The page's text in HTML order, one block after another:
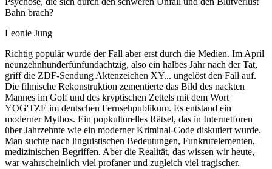
Bahn brach?
Leonie Jung
Richtig populär wurde der Fall aber erst durch die Medien. Im April
neunzehnhunderfünfundachtzig, also ein halbes Jahr nach der Tat,
griff die ZDF-Sendung Aktenzeichen XY... ungelöst den Fall auf.
Die filmische Rekonstruktion zementierte das Bild des nackten
Mannes im Golf und des kryptischen Zettels mit dem Wort
YOG'TZE im deutschen Fernsehpublikum. Es entstand ein
moderner Mythos. Ein popkulturelles Rätsel, das in Internetforen
über Jahrzehnte wie ein moderner Kriminal-Code diskutiert wurde.
Man suchte nach linguistischen Bedeutungen, Funkrufelementen,
medizinischen Begriffen. Aber die Realität, das wissen wir heute,
war wahrscheinlich viel profaner und zugleich viel tragischer.